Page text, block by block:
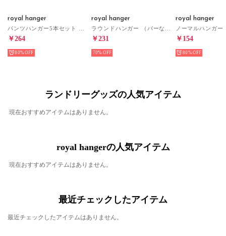
royal hanger
￥264
80%
royal hanger
￥231
70%
royal hanger
￥154
80%
ランドリーグッズの人気アイテム
現在おすすめアイテムはありません。
royal hangerの人気アイテム
現在おすすめアイテムはありません。
最近チェックしたアイテム
最近チェックしたアイテムはありません。